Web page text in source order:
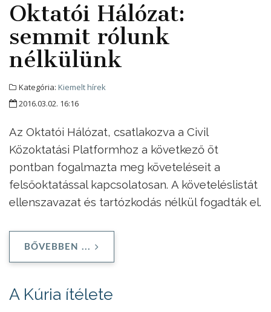
Oktatói Hálózat:
semmit rólunk
nélkülünk
Kategória: Kiemelt hírek
2016.03.02. 16:16
Az Oktatói Hálózat, csatlakozva a Civil
Közoktatási Platformhoz a következő öt
pontban fogalmazta meg követeléseit a
felsőoktatással kapcsolatosan. A követeléslistát
ellenszavazat és tartózkodás nélkül fogadták el.
BŐVEBBEN ...
A Kúria ítélete